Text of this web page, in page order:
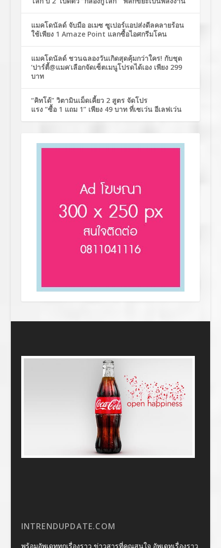
แมคโดนัลด์ จับมือ อเมซ ซูเปอร์แอปส่งดีลคลายร้อน
ใช้เพียง 1 Amaze Point แลกซื้อไอศกรีมโคน
แมคโดนัลด์ ชวนฉลองวันเกิดสุดคุ้มกว่าใคร! กับชุด
‘ปาร์ตี้@แมค’เลือกจัดเซ็ตเมนูโปรดได้เอง เพียง 299
บาท
“คิทโด้” วิตามินเม็ดเคี้ยว 2 สูตร จัดโปร
แรง “ซื้อ 1 แถม 1” เพียง 49 บาท ที่เซเว่น อีเลฟเว่น
INTRENDUPDATE.COM
พร้อมอัพเดททุกเรื่องราว ข่าวสารที่คุณสนใจ อัพเดทเรื่องราว